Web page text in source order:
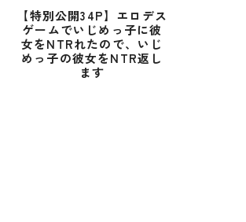
【特別公開34P】エロデス
ゲームでいじめっ子に彼
女をNTRれたので、いじ
めっ子の彼女をNTR返し
ます